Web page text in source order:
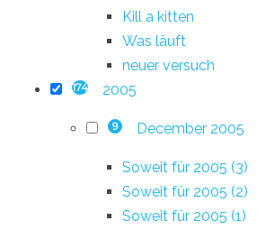
Kill a kitten
Was läuft
neuer versuch
174 2005
9 December 2005
Soweit für 2005 (3)
Soweit für 2005 (2)
Soweit für 2005 (1)